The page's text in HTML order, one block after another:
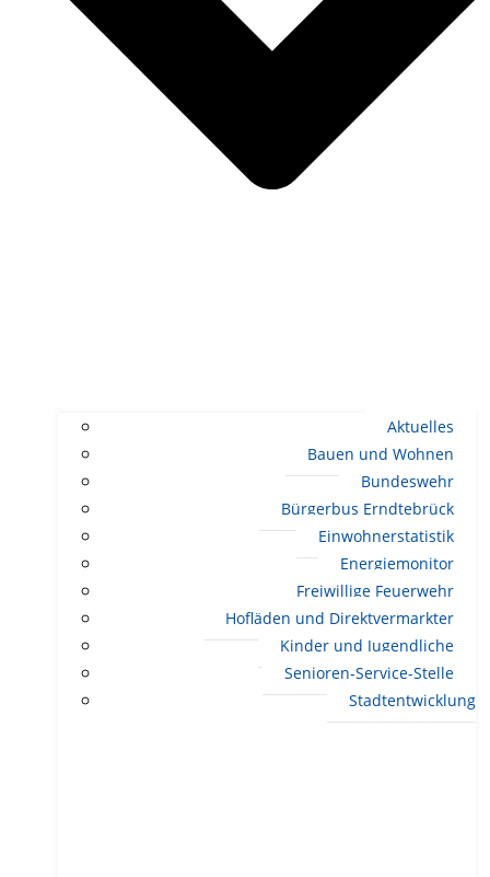
Aktuelles
Bauen und Wohnen
Bundeswehr
Bürgerbus Erndtebrück
Einwohnerstatistik
Energiemonitor
Freiwillige Feuerwehr
Hofläden und Direktvermarkter
Kinder und Jugendliche
Senioren-Service-Stelle
Stadtentwicklung